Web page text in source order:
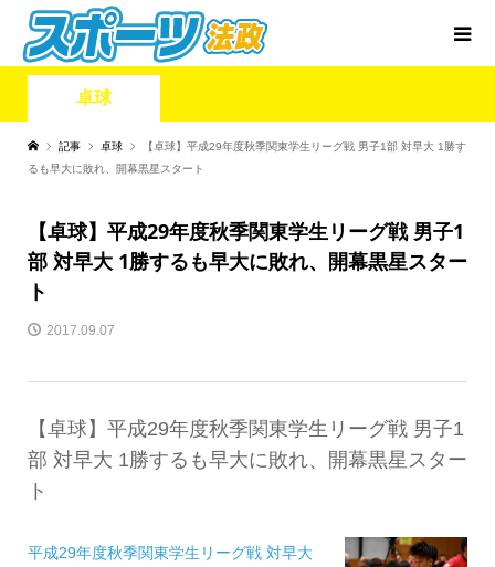
卓球
記事 卓球
【卓球】平成29年度秋季関東学生リーグ戦 男子1部 対早大 1勝す
るも早大に敗れ、開幕黒星スタート
【卓球】平成29年度秋季関東学生リーグ戦 男子1
部 対早大 1勝するも早大に敗れ、開幕黒星スター
ト
2017.09.07
【卓球】平成29年度秋季関東学生リーグ戦 男子1
部 対早大 1勝するも早大に敗れ、開幕黒星スター
ト
平成29年度秋季関東学生リーグ戦 対早大